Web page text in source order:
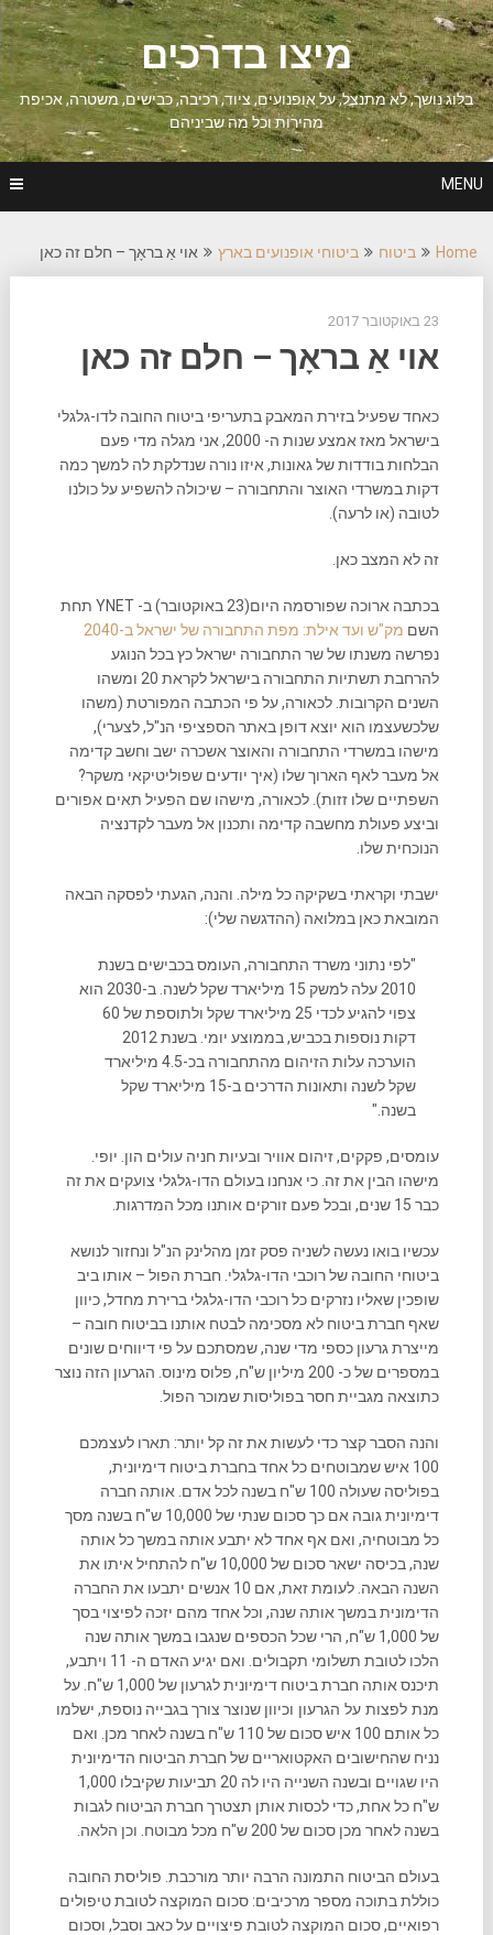
Skip
to
content
מיצו בדרכים
בלוג נושך, לא מתנצל, על אופנועים, ציוד, רכיבה, כבישים, משטרה, אכיפת
מהירות וכל מה שביניהם
MENU
Home ביטוח ביטוחי אופנועים בארץ אוי אַ בראָך – חלם זה כאן
23 באוקטובר 2017
אוי אַ בראָך – חלם זה כאן
כאחד שפעיל בזירת המאבק בתעריפי ביטוח החובה לדו-גלגלי
בישראל מאז אמצע שנות ה- 2000, אני מגלה מדי פעם
הבלחות בודדות של גאונות, איזו נורה שנדלקת לה למשך כמה
דקות במשרדי האוצר והתחבורה – שיכולה להשפיע על כולנו
לטובה (או לרעה).
זה לא המצב כאן.
בכתבה ארוכה שפורסמה היום(23 באוקטובר) ב- YNET תחת
השם מק"ש ועד אילת: מפת התחבורה של ישראל ב-2040
נפרשה משנתו של שר התחבורה ישראל כץ בכל הנוגע
להרחבת תשתיות התחבורה בישראל לקראת 20 ומשהו
השנים הקרובות. לכאורה, על פי הכתבה המפורטת (משהו
שלכשעצמו הוא יוצא דופן באתר הספציפי הנ"ל, לצערי),
מישהו במשרדי התחבורה והאוצר אשכרה ישב וחשב קדימה
אל מעבר לאף הארוך שלו (איך יודעים שפוליטיקאי משקר?
השפתיים שלו זזות). לכאורה, מישהו שם הפעיל תאים אפורים
וביצע פעולת מחשבה קדימה ותכנון אל מעבר לקדנציה
הנוכחית שלו.
ישבתי וקראתי בשקיקה כל מילה. והנה, הגעתי לפסקה הבאה
המובאת כאן במלואה (ההדגשה שלי):
"לפי נתוני משרד התחבורה, העומס בכבישים בשנת
2010 עלה למשק 15 מיליארד שקל לשנה. ב-2030 הוא
צפוי להגיע לכדי 25 מיליארד שקל ולתוספת של 60
דקות נוספות בכביש, בממוצע יומי. בשנת 2012
הוערכה עלות הזיהום מהתחבורה בכ-4.5 מיליארד
שקל לשנה ותאונות הדרכים ב-15 מיליארד שקל
בשנה."
עומסים, פקקים, זיהום אוויר ובעיות חניה עולים הון. יופי.
מישהו הבין את זה. כי אנחנו בעולם הדו-גלגלי צועקים את זה
כבר 15 שנים, ובכל פעם זורקים אותנו מכל המדרגות.
עכשיו בואו נעשה לשניה פסק זמן מהלינק הנ"ל ונחזור לנושא
ביטוחי החובה של רוכבי הדו-גלגלי. חברת הפול – אותו ביב
שופכין שאליו נזרקים כל רוכבי הדו-גלגלי ברירת מחדל, כיוון
שאף חברת ביטוח לא מסכימה לבטח אותנו בביטוח חובה –
מייצרת גרעון כספי מדי שנה, שמסתכם על פי דיווחים שונים
במספרים של כ- 200 מיליון ש"ח, פלוס מינוס. הגרעון הזה נוצר
כתוצאה מגביית חסר בפוליסות שמוכר הפול.
והנה הסבר קצר כדי לעשות את זה קל יותר: תארו לעצמכם
100 איש שמבוטחים כל אחד בחברת ביטוח דימיונית,
בפוליסה שעולה 100 ש"ח בשנה לכל אדם. אותה חברה
דימיונית גובה אם כך סכום שנתי של 10,000 ש"ח בשנה מסך
כל מבוטחיה, ואם אף אחד לא יתבע אותה במשך כל אותה
שנה, בכיסה ישאר סכום של 10,000 ש"ח להתחיל איתו את
השנה הבאה. לעומת זאת, אם 10 אנשים יתבעו את החברה
הדימונית במשך אותה שנה, וכל אחד מהם יזכה לפיצוי בסך
של 1,000 ש"ח, הרי שכל הכספים שנגבו במשך אותה שנה
הלכו לטובת תשלומי תקבולים. ואם יגיע האדם ה- 11 ויתבע,
תיכנס אותה חברת ביטוח דימיונית לגרעון של 1,000 ש"ח.
על
מנת לפצות על הגרעון וכיוון שנוצר צורך בגבייה נוספת, ישלמו
כל אותם 100 איש סכום של 110 ש"ח בשנה לאחר מכן. ואם
נניח שהחישובים האקטואריים של חברת הביטוח הדימיונית
היו שגויים ובשנה השנייה היו לה 20 תביעות שקיבלו 1,000
ש"ח כל אחת, כדי לכסות אותן תצטרך חברת הביטוח לגבות
בשנה לאחר מכן סכום של 200 ש"ח מכל מבוטח. וכן הלאה.
בעולם הביטוח התמונה הרבה יותר מורכבת. פוליסת החובה
כוללת בתוכה מספר מרכיבים: סכום המוקצה לטובת טיפולים
רפואיים, סכום המוקצה לטובת פיצויים על כאב וסבל, וסכום